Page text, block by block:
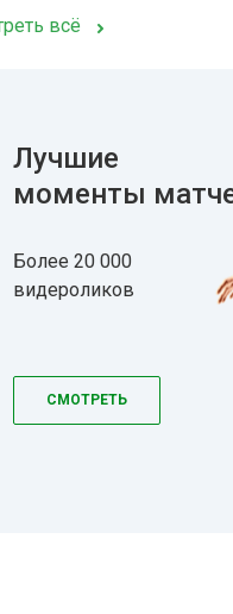
всё
Лучшие
моменты
Более 20 000
видероликов
СМОТРЕТЬ